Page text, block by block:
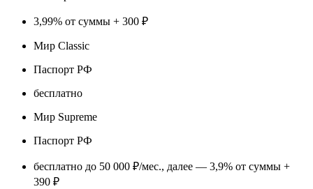
3,99% от суммы + 300 ₽
Мир Classic
Паспорт РФ
бесплатно
Мир Supreme
Паспорт РФ
бесплатно до 50 000 ₽/мес., далее — 3,9% от суммы +
390 ₽